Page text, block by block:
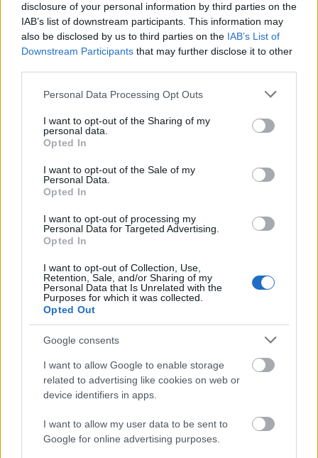
disclosure of your personal information by third parties on the
IAB’s list of downstream participants. This information may
also be disclosed by us to third parties on the IAB’s List of
Downstream Participants that may further disclose it to other
Please note that this website/app uses one or more Google
not limited to your visit or usage behaviour. You may click to
grant or deny consent to Google and its third-party tags to
use your data for below specified purposes in below Google
consent section.
Personal Data Processing Opt Outs
I want to opt-out of the Sharing of my
personal data.
Opted In
I want to opt-out of the Sale of my
Personal Data.
Opted In
I want to opt-out of processing my
Personal Data for Targeted Advertising.
Opted In
I want to opt-out of Collection, Use,
Retention, Sale, and/or Sharing of my
Personal Data that Is Unrelated with the
Purposes for which it was collected.
Opted Out
Google consents
I want to allow Google to enable storage
related to advertising like cookies on web or
device identifiers in apps.
I want to allow my user data to be sent to
Google for online advertising purposes.
"A neokonzervativizmus megértéséhez nem
elegendő egy kétflekkes cikk" - Interjú Békés
Mártonnal
"Körül voltunk véve rendes emberekkel" - Interjú
Közélet/politika
Antall József emlékezete
Melecske Ákos - "Nem a párizsi barikádokon van!"
Novák Attila - Utóvédharcok az ideológiában
Kultúra/életmód
Novák Attila - Adieu, Vázsonyi Vili